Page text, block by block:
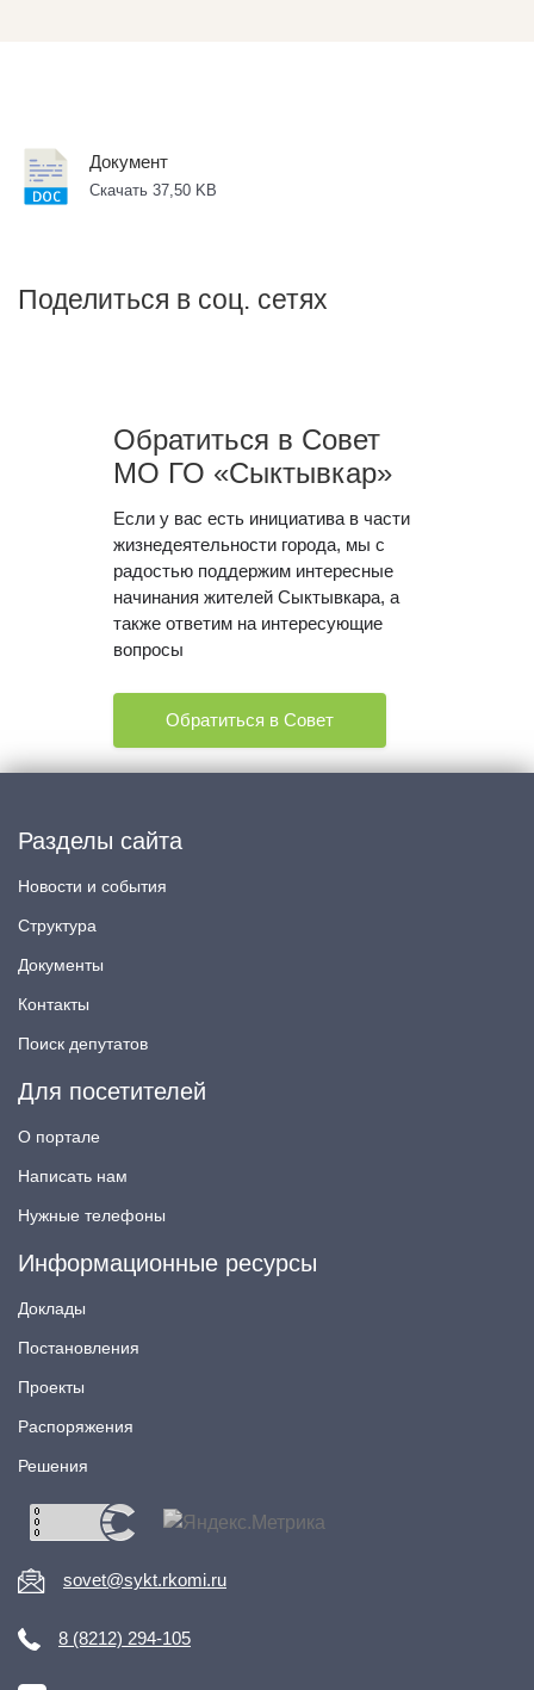
Документ
Скачать 37,50 KB
Поделиться в соц. сетях
Обратиться в Совет
МО ГО «Сыктывкар»
Если у вас есть инициатива в части
жизнедеятельности города, мы с
радостью поддержим интересные
начинания жителей Сыктывкара, а
также ответим на интересующие
вопросы
Обратиться в Совет
Разделы сайта
Новости и события
Структура
Документы
Контакты
Поиск депутатов
Для посетителей
О портале
Написать нам
Нужные телефоны
Информационные ресурсы
Доклады
Постановления
Проекты
Распоряжения
Решения
sovet@sykt.rkomi.ru
8 (8212) 294-105